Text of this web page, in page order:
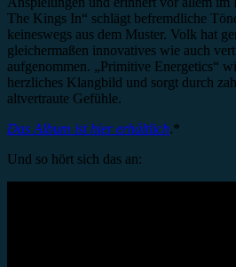
The Kings In“ schlägt befremdliche
keineswegs aus dem Muster. Volk hat
gleichermaßen innovatives wie auch
aufgenommen. „Primitive Energetics“
herzliches Klangbild und sorgt durch
altvertraute Gefühle.
Das Album ist hier erhältlich.*
Und so hört sich das an: